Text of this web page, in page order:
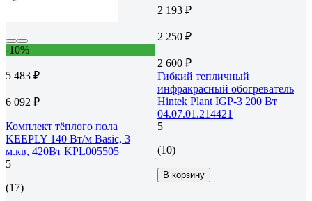
-10%
5 483 ₽
6 092 ₽
Комплект тёплого пола
KEEPLY 140 Вт/м Basic, 3
м.кв, 420Вт KPL005505
5
(17)
2 193 ₽
2 250 ₽
2 600 ₽
Гибкий тепличный
инфракрасный обогреватель
Hintek Plant IGP-3 200 Вт
04.07.01.214421
5
(10)
В корзину